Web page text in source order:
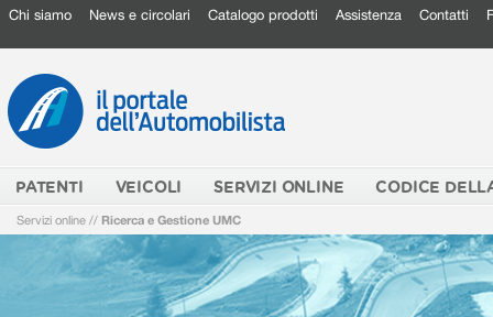
Chi siamo News e circolari Catalogo prodotti Assistenza Contatti
PATENTI VEICOLI SERVIZI ONLINE CODICE
Servizi online // Ricerca e Gestione UMC